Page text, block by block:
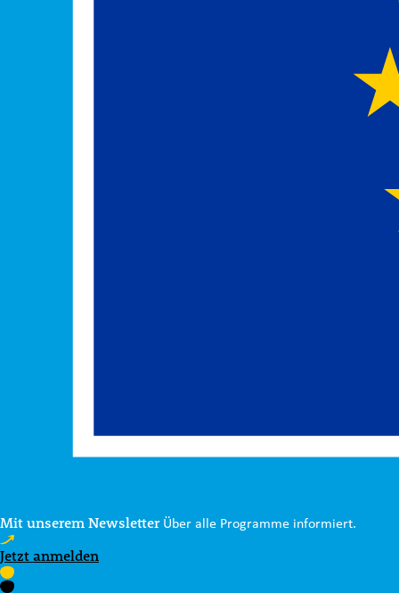
Mit unserem Newsletter Über alle Programme informiert.
Jetzt anmelden